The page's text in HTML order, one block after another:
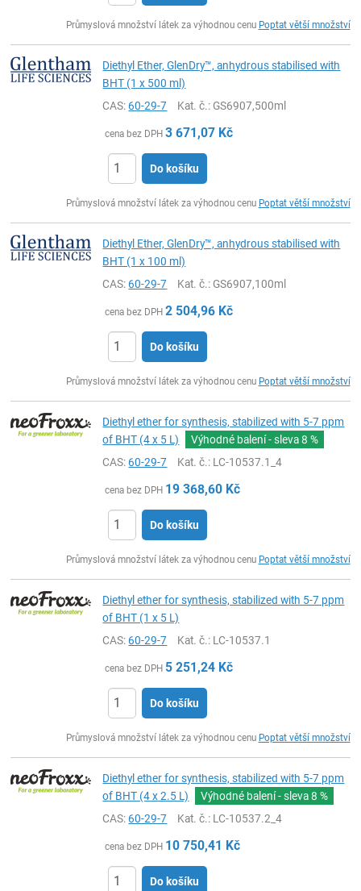
Průmyslová množství látek za výhodnou cenu Poptat větší množství
Diethyl Ether, GlenDry™, anhydrous stabilised with
BHT (1 x 500 ml)
CAS:60-29-7 Kat. č.: GS6907,500ml
cena bez DPH 3 671,07 Kč
Do košíku
Průmyslová množství látek za výhodnou cenu Poptat větší množství
Diethyl Ether, GlenDry™, anhydrous stabilised with
BHT (1 x 100 ml)
CAS:60-29-7 Kat. č.: GS6907,100ml
cena bez DPH 2 504,96 Kč
Do košíku
Průmyslová množství látek za výhodnou cenu Poptat větší množství
Diethyl ether for synthesis, stabilized with 5-7 ppm
of BHT (4 x 5 L)
Výhodné balení - sleva8 %
CAS:60-29-7 Kat. č.: LC-10537.1_4
cena bez DPH 19 368,60 Kč
Do košíku
Průmyslová množství látek za výhodnou cenu Poptat větší množství
Diethyl ether for synthesis, stabilized with 5-7 ppm
of BHT (1 x 5 L)
CAS:60-29-7 Kat. č.: LC-10537.1
cena bez DPH 5 251,24 Kč
Do košíku
Průmyslová množství látek za výhodnou cenu Poptat větší množství
Diethyl ether for synthesis, stabilized with 5-7 ppm
of BHT (4 x 2.5 L)
Výhodné balení - sleva8 %
CAS:60-29-7 Kat. č.: LC-10537.2_4
cena bez DPH 10 750,41 Kč
Do košíku